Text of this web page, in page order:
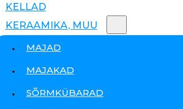
KELLAD
KERAAMIKA, MUU
MAJAD
MAJAKAD
SÕRMKÜBARAD